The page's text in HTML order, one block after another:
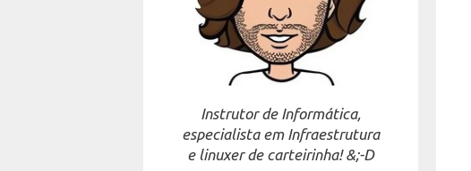
Instrutor de Informática,
especialista em Infraestrutura
e linuxer de carteirinha! &;-D